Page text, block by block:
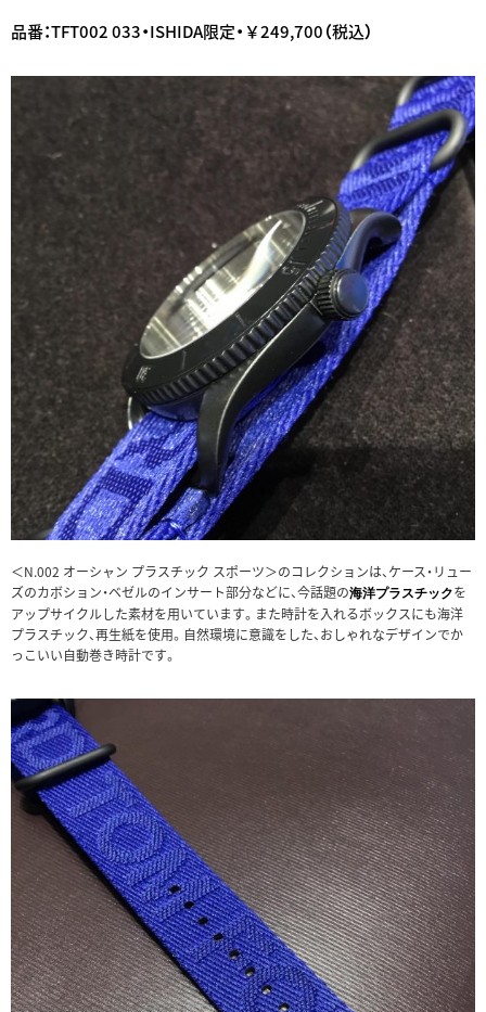
品番：TFT002 033・ISHIDA限定・￥249,700（税込）
＜N.002 オーシャン プラスチック スポーツ＞のコレクションは、ケース・リュー
ズのカボション・ベゼルのインサート部分などに、今話題の海洋プラスチックを
アップサイクルした素材を用いています。また時計を入れるボックスにも海洋
プラスチック、再生紙を使用。自然環境に意識をした、おしゃれなデザインでか
っこいい自動巻き時計です。